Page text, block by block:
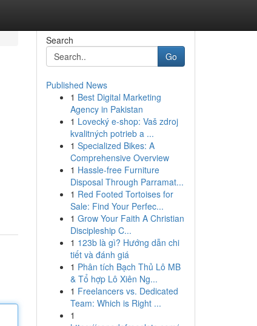
Search
Go
Published News
1 Best Digital Marketing
Agency in Pakistan
1 Lovecký e-shop: Vaš zdroj
kvalitných potrieb a ...
1 Specialized Bikes: A
Comprehensive Overview
1 Hassle-free Furniture
Disposal Through Parramat...
1 Red Footed Tortoises for
Sale: Find Your Perfec...
1 Grow Your Faith A Christian
Discipleship C...
1 123b là gì? Hướng dẫn chi
tiết và đánh giá
1 Phân tích Bạch Thủ Lô MB
& Tổ hợp Lô Xiên Ng...
1 Freelancers vs. Dedicated
Team: Which is Right ...
1